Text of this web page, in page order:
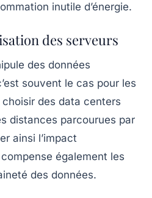
inutile d’énergie.
des serveurs
des données
souvent le cas pour les
des data centers
distances parcourues par
ainsi l’impact
également les
des données.